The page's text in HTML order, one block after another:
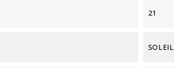
21
SOLEIL